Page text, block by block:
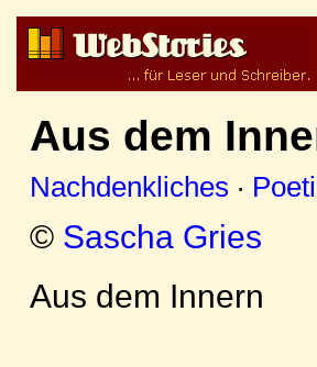
Aus dem
Nachdenkliches ·
© Sascha Gries
Aus dem Innern